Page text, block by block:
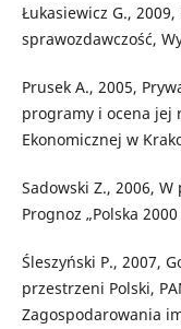
Łukasiewicz G.,
sprawozdawczość,
Prusek A., 2005,
programy i ocena jej
Ekonomicznej w
Sadowski Z., 2006,
Prognoz „Polska
Śleszyński P., 2007,
przestrzeni Polski,
Zagospodarowania